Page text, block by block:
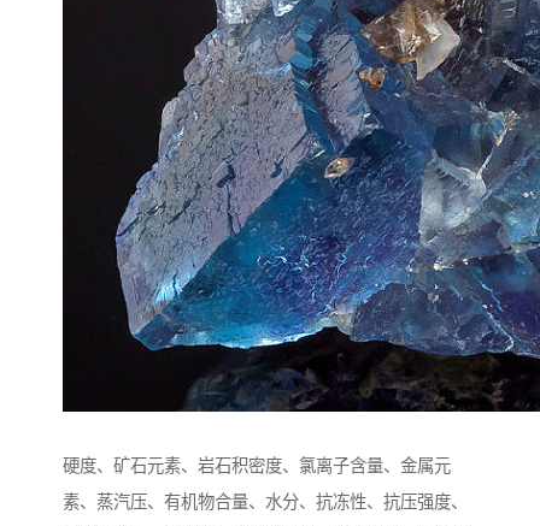
硬度、矿石元素、岩石积密度、氯离子含量、金属元
素、蒸汽压、有机物合量、水分、抗冻性、抗压强度、